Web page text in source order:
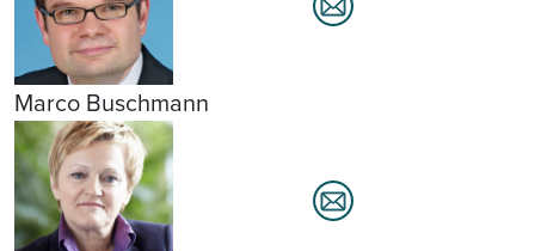
Marco Buschmann